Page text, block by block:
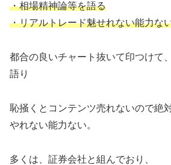
・相場精神論等を語る
・リアルトレード魅せれない能力な
都合の良いチャート抜いて印つけて
語り
恥掻くとコンテンツ売れないので絶
やれない能力ない。
多くは、証券会社と組んでおり、